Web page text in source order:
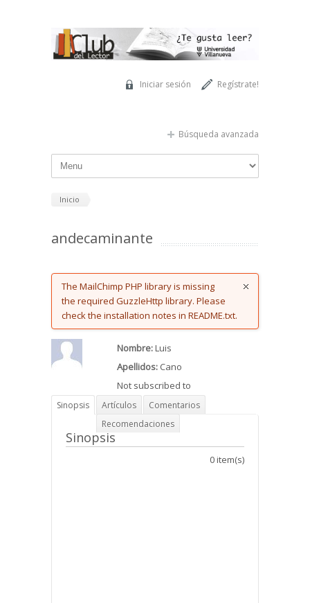
Regístrate!
Iniciar sesión
Búsqueda avanzada
Inicio
andecaminante
Error message
The MailChimp PHP library is missing
the required GuzzleHttp library. Please
check the installation notes in README.txt.
Nombre:Luis
Apellidos: Cano
Not subscribed to
Sinopsis Artículos
Comentarios
Recomendaciones
Sinopsis
0 item(s)